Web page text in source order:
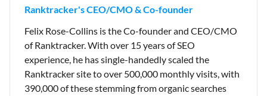
Ranktracker's CEO/CMO & Co-founder
Felix Rose-Collins is the Co-founder and CEO/CMO
of Ranktracker. With over 15 years of SEO
experience, he has single-handedly scaled the
Ranktracker site to over 500,000 monthly visits, with
390,000 of these stemming from organic searches